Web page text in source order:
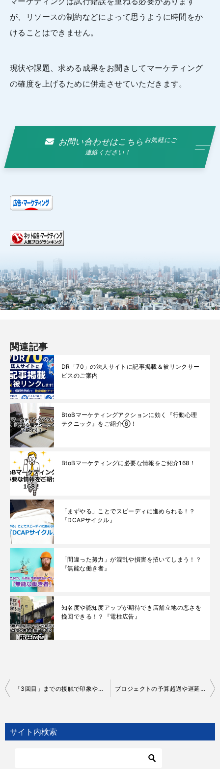
が、リソースの制約などによって思うように時間をか
けることはできません。
現状や課題、求める成果をお聞きしてマーケティング
の確度を上げるために併走させていただきます。
お問い合わせはこちらお気軽にご
連絡ください！
関連記事
DR「70」の法人サイトに記事掲載＆被リンクサー
ビスのご案内
BtoBマーケティングアクションに効く『行動心理
テクニック』をご紹介⑥！
BtoBマーケティングに必要な情報をご紹介168！
「まずやる」ことでスピーディに進められる！？
『DCAPサイクル』
「間違った努力」が混乱や損害を招いてしまう！？
『無能な働き者』
知名度や認知度アップが期待でき店舗立地の悪さを
挽回できる！？『電柱広告』
投
ビ
「3回目」までの接触で印象や評価が決まってしまう！？『スリーセット理論』 プロジェクトの予算超過や遅延、リソース負荷が高まってしまう！？『スコープクリープ』
サイト内検索